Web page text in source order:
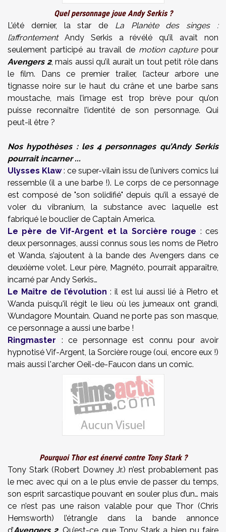
Quel personnage joue Andy Serkis ?
L’été dernier, la star de La Planète des singes :
l’affrontementAndy Serkis a révélé qu’il avait non
seulement participé au travail de motion capturepour
Avengers 2, mais aussi qu’il aurait un tout petit rôle dans
le film. Dans ce premier trailer, l’acteur arbore une
tignasse noire sur le haut du crâne et une barbe sans
moustache, mais l’image est trop brève pour qu’on
puisse reconnaître l’identité de son personnage. Qui
peut-il être ?
Nos hypothèses : les 4 personnages qu’Andy Serkis
pourrait incarner ...
Ulysses Klaw: ce super-vilain issu de l’univers comics lui
ressemble (il a une barbe !). Le corps de ce personnage
est composé de "son solidifié" depuis qu’il a essayé de
voler du vibranium, la substance avec laquelle est
fabriqué le bouclier de Captain America.
Le père de Vif-Argent et la Sorcière rouge : ces
deux personnages, aussi connus sous les noms de Pietro
et Wanda, s’ajoutent à la bande des Avengers dans ce
deuxième volet. Leur père, Magnéto, pourrait apparaître,
incarné par Andy Serkis…
Le Maître de l’évolution : il est lui aussi lié à Pietro et
Wanda puisqu'il régit le lieu où les jumeaux ont grandi,
Wundagore Mountain. Quand ne porte pas son masque,
ce personnage a aussi une barbe !
Ringmaster
: ce personnage est connu pour avoir
hypnotisé Vif-Argent, la Sorcière rouge (oui, encore eux !)
mais aussi l'archer Oeil-de-Faucon dans un comic.
Pourquoi Thor est énervé contre Tony Stark ?
Tony Stark (Robert Downey Jr.) n’est probablement pas
le mec avec qui on a le plus envie de passer du temps,
son esprit sarcastique pouvant en souler plus d’un… mais
ce n’est pas une raison valable pour que Thor (Chris
Hemsworth) l’étrangle dans la bande annonce